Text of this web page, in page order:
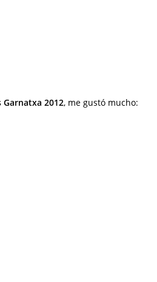
Garnatxa 2012, me gustó mucho: